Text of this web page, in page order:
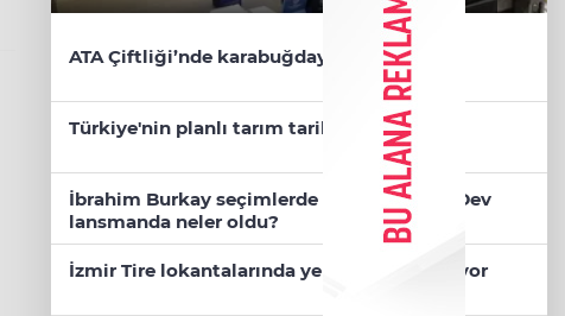
ATA Çiftliği’nde karabuğday hasadı başladı
Türkiye'nin planlı tarım tarihi değişti
İbrahim Burkay seçimlerde açık ara önde! Dev
lansmanda neler oldu?
İzmir Tire lokantalarında yeni dönem başlıyor